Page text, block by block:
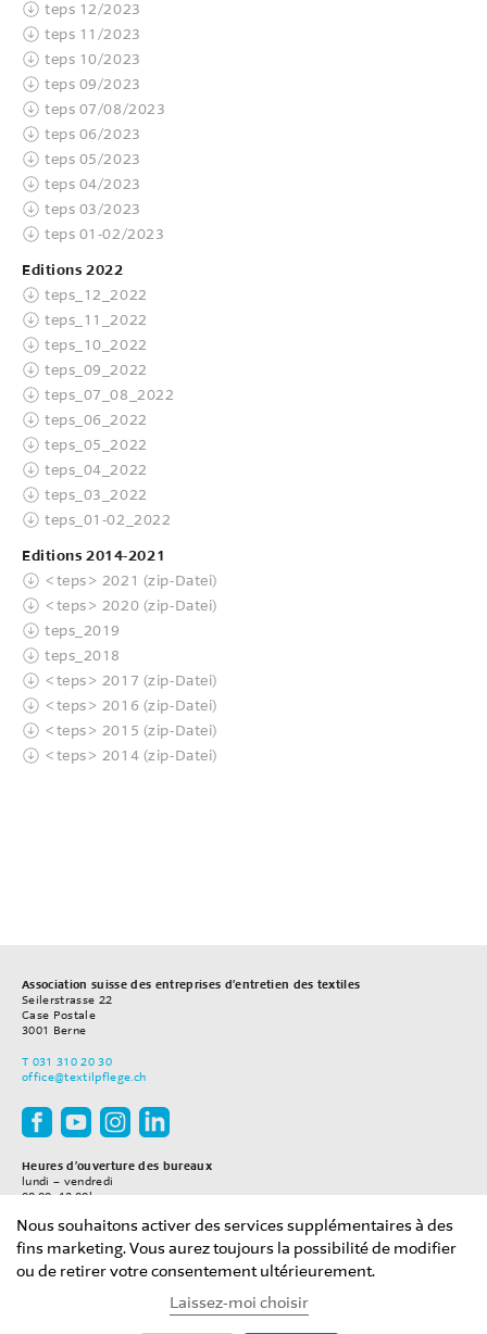
teps 12/2023
teps 11/2023
teps 10/2023
teps 09/2023
teps 07/08/2023
teps 06/2023
teps 05/2023
teps 04/2023
teps 03/2023
teps 01-02/2023
Editions 2022
teps_12_2022
teps_11_2022
teps_10_2022
teps_09_2022
teps_07_08_2022
teps_06_2022
teps_05_2022
teps_04_2022
teps_03_2022
teps_01-02_2022
Editions 2014-2021
<teps> 2021 (zip-Datei)
<teps> 2020 (zip-Datei)
teps_2019
teps_2018
<teps> 2017 (zip-Datei)
<teps> 2016 (zip-Datei)
<teps> 2015 (zip-Datei)
<teps> 2014 (zip-Datei)
Association suisse des entreprises d’entretien des textiles
Seilerstrasse 22
Case Postale
3001 Berne
T 031 310 20 30
office@textilpflege.ch
Heures d’ouverture des bureaux
lundi – vendredi
08.00–12.00h
Nous souhaitons activer des services supplémentaires à des
fins marketing. Vous aurez toujours la possibilité de modifier
ou de retirer votre consentement ultérieurement.
Laissez-moi choisir